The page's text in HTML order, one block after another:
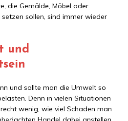
die Gemälde, Möbel oder
setzen sollen, sind immer wieder
und
und sollte man die Umwelt so
Denn in vielen Situationen
wenig, wie viel Schaden man